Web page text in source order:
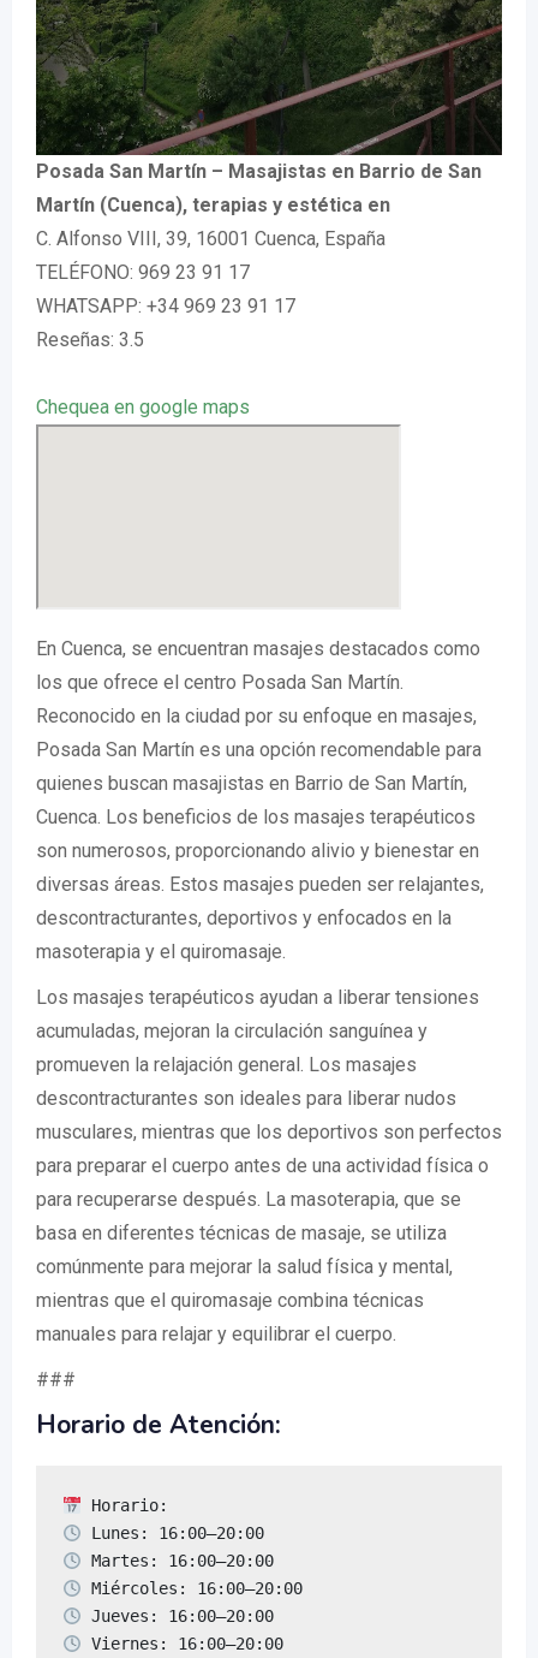
Posada San Martín – Masajistas en Barrio de San
Martín (Cuenca), terapias y estética en
C. Alfonso VIII, 39, 16001 Cuenca, España
TELÉFONO: 969 23 91 17
WHATSAPP: +34 969 23 91 17
Reseñas: 3.5
Chequea en google maps
En Cuenca, se encuentran masajes destacados como
los que ofrece el centro Posada San Martín.
Reconocido en la ciudad por su enfoque en masajes,
Posada San Martín es una opción recomendable para
quienes buscan masajistas en Barrio de San Martín,
Cuenca. Los beneficios de los masajes terapéuticos
son numerosos, proporcionando alivio y bienestar en
diversas áreas. Estos masajes pueden ser relajantes,
descontracturantes, deportivos y enfocados en la
masoterapia y el quiromasaje.
Los masajes terapéuticos ayudan a liberar tensiones
acumuladas, mejoran la circulación sanguínea y
promueven la relajación general. Los masajes
descontracturantes son ideales para liberar nudos
musculares, mientras que los deportivos son perfectos
para preparar el cuerpo antes de una actividad física o
para recuperarse después. La masoterapia, que se
basa en diferentes técnicas de masaje, se utiliza
comúnmente para mejorar la salud física y mental,
mientras que el quiromasaje combina técnicas
manuales para relajar y equilibrar el cuerpo.
###
Horario de Atención: